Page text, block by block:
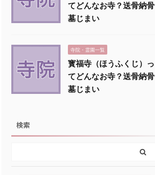
てどんなお寺？送骨納骨
墓じまい
寺院・霊園一覧
寳福寺（ほうふくじ）っ
てどんなお寺？送骨納骨
墓じまい
検索